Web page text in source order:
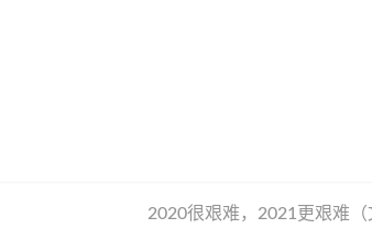
2020很艰难，2021更艰难（